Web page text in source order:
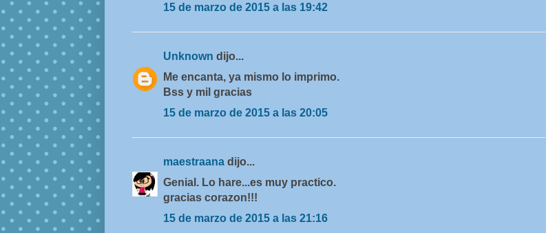
15 de marzo de 2015 a las 19:42
Unknown dijo...
Me encanta, ya mismo lo imprimo.
Bss y mil gracias
15 de marzo de 2015 a las 20:05
maestraana dijo...
Genial. Lo hare...es muy practico.
gracias corazon!!!
15 de marzo de 2015 a las 21:16